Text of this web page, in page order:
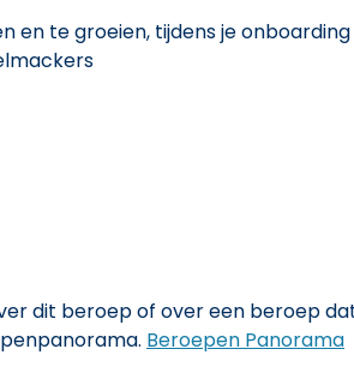
en te groeien, tijdens je
dit beroep of over een beroep
Beroepen Panorama